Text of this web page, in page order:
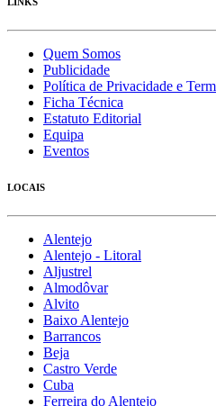
Quem Somos
Publicidade
Política de Privacidade e
Ficha Técnica
Estatuto Editorial
Equipa
Eventos
LOCAIS
Alentejo
Alentejo - Litoral
Aljustrel
Almodôvar
Alvito
Baixo Alentejo
Barrancos
Beja
Castro Verde
Cuba
Ferreira do Alentejo